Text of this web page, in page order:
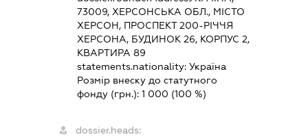
73009, ХЕРСОНСЬКА ОБЛ., МІСТО
ХЕРСОН, ПРОСПЕКТ 200-РІЧЧЯ
ХЕРСОНА, БУДИНОК 26, КОРПУС 2,
КВАРТИРА 89
statements.nationality: Україна
Розмір внеску до статутного
фонду (грн.): 1 000 (100 %)
dossier.heads: